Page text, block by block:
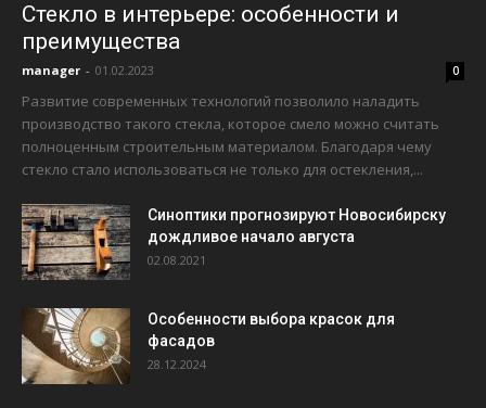
Стекло в интерьере: особенности и
преимущества
manager - 01.02.2023 0
Развитие современных технологий позволило наладить
производство такого стекла, которое смело можно считать
полноценным строительным материалом. Благодаря чему
стекло стало использоваться не только для остекления,...
Синоптики прогнозируют Новосибирску
дождливое начало августа
02.08.2021
Особенности выбора красок для
фасадов
28.12.2024